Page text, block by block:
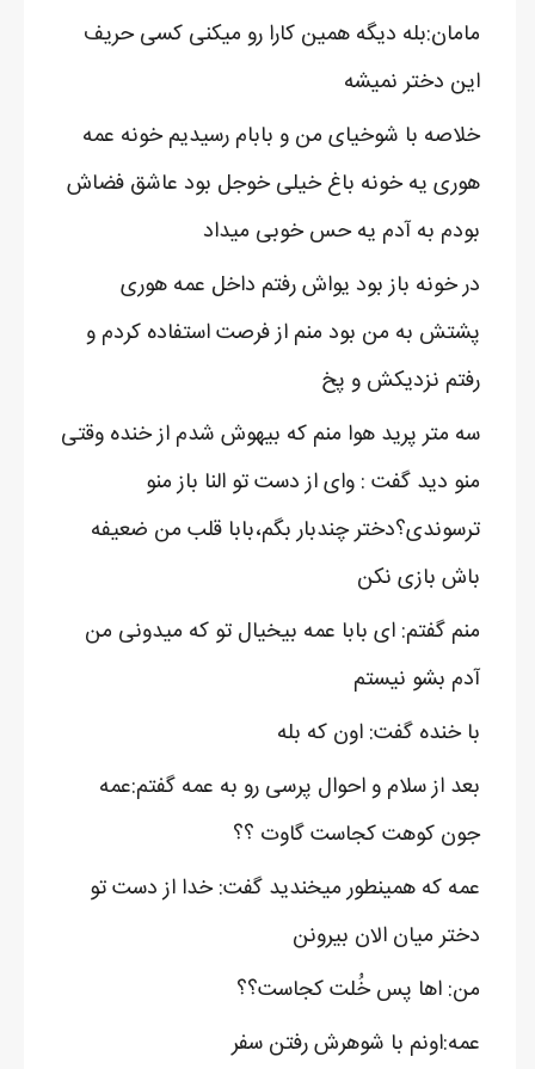
مامان:بله دیگه همین کارا رو میکنی کسی حریف
این دختر نمیشه
خلاصه با شوخیای من و بابام رسیدیم خونه عمه
هوری یه خونه باغ خیلی خوجل بود عاشق فضاش
بودم به آدم یه حس خوبی میداد
در خونه باز بود یواش رفتم داخل عمه هوری
پشتش به من بود منم از فرصت استفاده کردم‌ و
رفتم نزدیکش و پخ
سه متر پرید هوا منم که بیهوش شدم از خنده وقتی
منو دید گفت : وای از دست تو النا باز منو
ترسوندی؟دختر چندبار بگم،بابا قلب من ضعیفه
باش بازی نکن
منم گفتم: ای بابا عمه بیخیال تو که میدونی من
آدم بشو نیستم
با خنده گفت: اون که بله
بعد از سلام و احوال پرسی رو به عمه گفتم:عمه
جون کوهت کجاست گاوت ؟؟
عمه که همینطور میخندید گفت: خدا از دست تو
دختر میان الان بیرونن
من: اها پس خُلت کجاست؟؟
عمه:اونم با شوهرش رفتن سفر